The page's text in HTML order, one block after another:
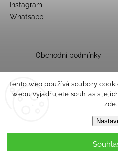
Tento web používá soubory
webu vyjadřujete souhlas s
zde.
Instagram
Whatsapp
Obchodní podmínky